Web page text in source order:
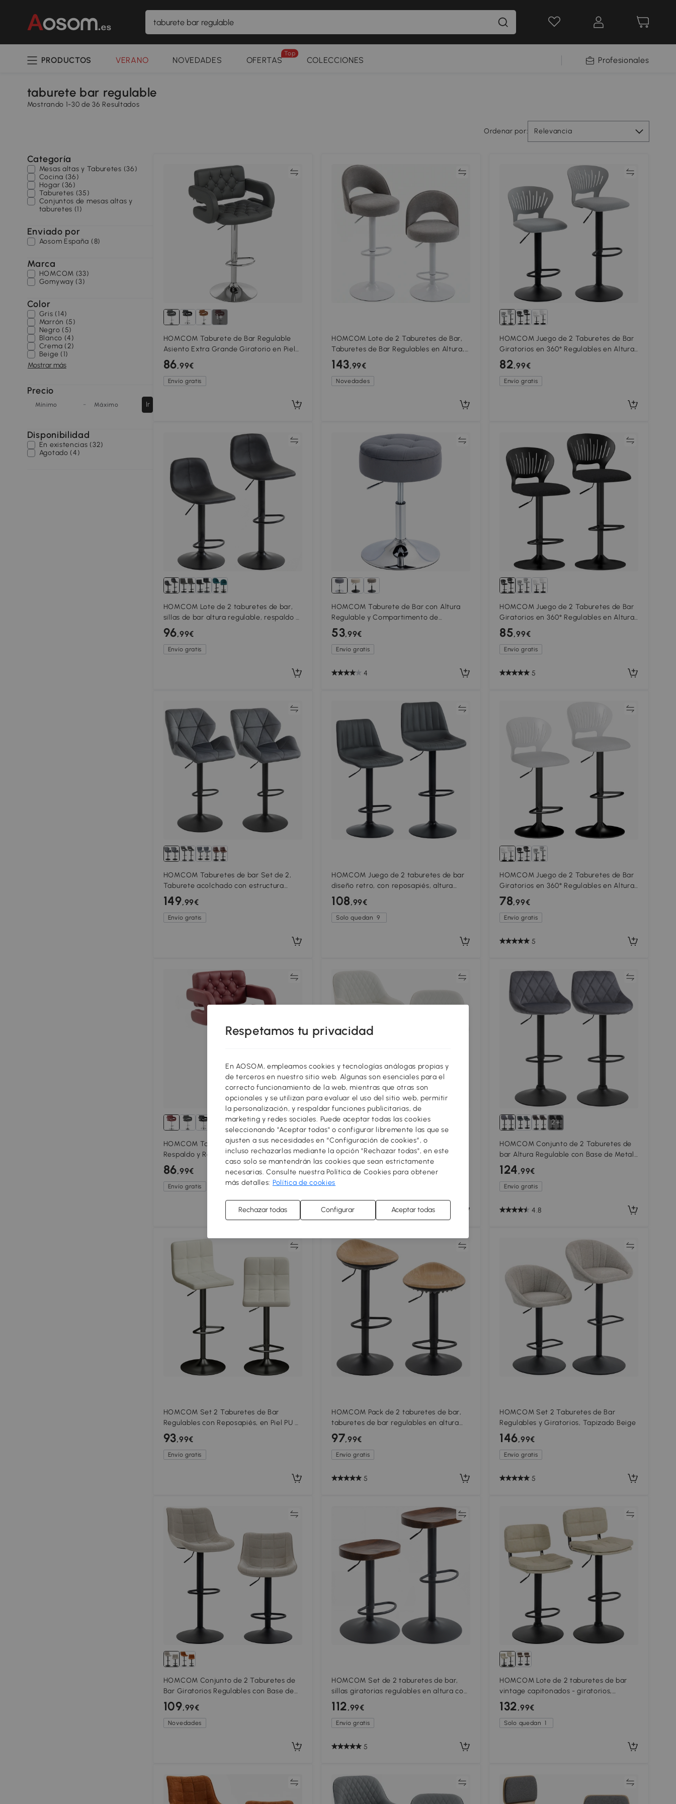
PRODUCTOS VERANO NOVEDADES OFERTAS
Top
COLECCIONES Profesionales
taburete bar regulable
Mostrando 1-30 de 36 Resultados
Ordenar por: Relevancia
Categoría
Mesas altas y Taburetes (36)
Cocina (36)
Hogar (36)
Taburetes (35)
Conjuntos de mesas altas y
taburetes (1)
Enviado por
Aosom España (8)
Marca
HOMCOM (33)
Gomyway (3)
Color
Gris (14)
Marrón (5)
Negro (5)
Blanco (4)
Crema (2)
Beige (1)
Mostrar más
Precio
Mínimo - Máximo Ir
Disponibilidad
En existencias (32)
Agotado (4)
1+
HOMCOM Taburete de Bar Regulable
Asiento Extra Grande Giratorio en Piel
Sintética PU Gris
86,99€
Envío gratis
HOMCOM Lote de 2 Taburetes de Bar,
Taburetes de Bar Regulables en Altura,
Asiento Acolchado en Chenilla,
Giratorio 360°, Gris
143,99€
Novedades
Comparar
HOMCOM Juego de 2 Taburetes de Bar
Giratorios en 360° Regulables en Altura
de 84-105 cm Respaldo Hueco
Reposapiés Gris
82,99€
Envío gratis
Comparar
HOMCOM Lote de 2 taburetes de bar,
sillas de bar altura regulable, respaldo y
reposapiés, giratorio 360°, patas de
acero, negro
96,99€
Envío gratis
Comparar
HOMCOM Taburete de Bar con Altura
Regulable y Compartimento de
Almacenamiento, Asiento Giratorio
Acolchado sin Respaldo, Gris
53,99€
Envío gratis
4
Comparar
HOMCOM Juego de 2 Taburetes de Bar
Giratorios en 360° Regulables en Altura
de 84-105 cm Respaldo Hueco
Reposapiés Negro
85,99€
Envío gratis
5
Comparar
HOMCOM Taburetes de bar Set de 2,
Taburete acolchado con estructura
metálica, Respaldo, efecto terciopelo,
Altura regulable, Giratorio 360°
149,99€
Envío gratis
Comparar
HOMCOM Juego de 2 taburetes de bar
diseño retro, con reposapiés, altura
regulable, 43 cm x49,5 cm x 111 cm
108,99€
Solo quedan 9
HOMCOM Juego de 2 Taburetes de Bar
Giratorios en 360° Regulables en Altura
de 84-105 cm Respaldo Hueco
Reposapiés Blanco
78,99€
Envío gratis
5
HOMCOM Taburete de Bar con
Respaldo y Reposabrazos, Altura
Regulable y Reposapiés, Piel Sintética
Rojo
86,99€
Envío gratis
HOMCOM Set 2 Taburetes de Bar
Giratorios y Regulables para Cocina
Blanco
109 ,99€
Novedades
Comparar
2+
HOMCOM Conjunto de 2 Taburetes de
bar Altura Regulable con Base de Metal
y Asiento de Terciopelo Taburetes
Modernos
124,99€
Envío gratis
4.8
HOMCOM Set 2 Taburetes de Bar
Regulables con Reposapiés, en Piel PU y
Acero, 39.5x44x88-110 cm, Crema
93,99€
Envío gratis
HOMCOM Pack de 2 taburetes de bar,
taburetes de bar regulables en altura
con reposapiés, giratorios 360°, base de
acero, roble
97,99€
Envío gratis
5
Comparar
HOMCOM Set 2 Taburetes de Bar
Regulables y Giratorios, Tapizado Beige
146,99€
Envío gratis
5
HOMCOM Conjunto de 2 Taburetes de
Bar Giratorios Regulables con Base de
Metal y Respaldo Blanco Crema
109,99€
Novedades
Comparar
HOMCOM Set de 2 taburetes de bar,
sillas giratorias regulables en altura con
asiento tipo sillín de madera de olmo en
Marrón oscuro
112,99€
Envío gratis
5
Comparar
HOMCOM Lote de 2 taburetes de bar
vintage capitonados - giratorios,
regulables - reposapiés - revestimiento
sintético crema
132,99€
Solo quedan 1
Respetamos tu privacidad
En AOSOM, empleamos cookies y tecnologías análogas propias y
de terceros en nuestro sitio web. Algunas son esenciales para el
correcto funcionamiento de la web, mientras que otras son
opcionales y se utilizan para evaluar el uso del sitio web, permitir
la personalización, y respaldar funciones publicitarias, de
marketing y redes sociales. Puede aceptar todas las cookies
seleccionando "Aceptar todas" o configurar libremente las que se
ajusten a sus necesidades en “Configuración de cookies”, o
incluso rechazarlas mediante la opción "Rechazar todas", en este
caso solo se mantendrán las cookies que sean estrictamente
necesarias. Consulte nuestra Política de Cookies para obtener
más detalles: Política de cookies
Rechazar todas Configurar Aceptar todas